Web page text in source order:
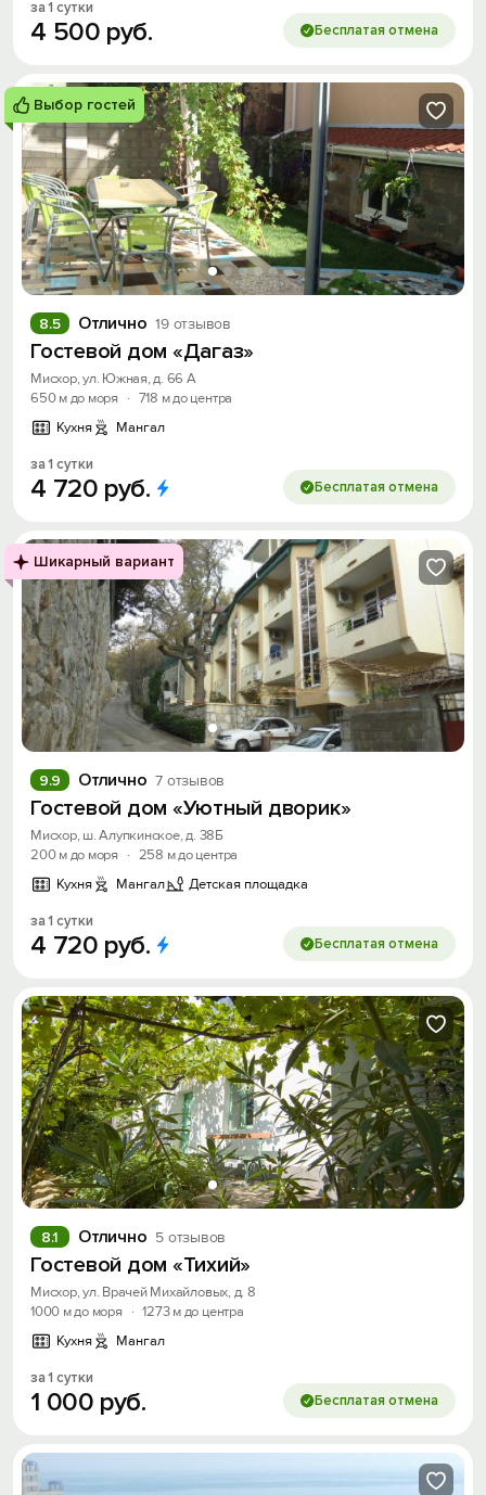
за 1 сутки
4 500 руб. Бесплатая отмена
Выбор гостей
Отлично 19 отзывов
8.5
Гостевой дом «Дагаз»
Мисхор, ул. Южная, д. 66 А
650 м до моря
· 718 м до центра
Кухня
Мангал
за 1 сутки
4 720 руб. Бесплатая отмена
Шикарный вариант
Отлично 7 отзывов
9.9
Гостевой дом «Уютный дворик»
Мисхор, ш. Алупкинское, д. 38Б
200 м до моря
· 258 м до центра
Кухня
Мангал Детская площадка
за 1 сутки
4 720 руб. Бесплатая отмена
Отлично 5 отзывов
8.1
Гостевой дом «Тихий»
Мисхор, ул. Врачей Михайловых, д. 8
1000 м до моря
· 1273 м до центра
Кухня
Мангал
за 1 сутки
1 000 руб. Бесплатая отмена